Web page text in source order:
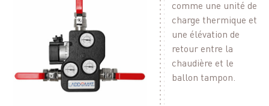
comme une unité de
charge thermique et
une élévation de
retour entre la
chaudière et le
ballon tampon.